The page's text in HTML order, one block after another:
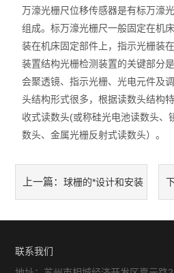
三次元
粗糙度仪
工具显微镜
三丰量具
电子衡器
花岗石,大理石
扭力测试仪
万濠光栅尺位移传感器是有标万濠
组成。标万濠光栅尺一般固定在机
装在机床固定部件上，指示光栅装
装置结构光栅检测装置的关键部分
会聚透镜、指示光栅、光电元件及
头结构形式很多，根据读数头结构
收式读数头(或称硅光电池读数头、
数头、金属光栅反射式读数头）。
上一篇：球栅的*设计和安装
联系我们